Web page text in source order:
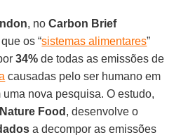
, noCarbon Brief
os “sistemas alimentares”
34% de todas as emissões de
causadas pelo ser humano em
nova pesquisa. O estudo,
Nature Food , desenvolve o
a decompor as emissões